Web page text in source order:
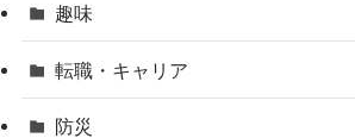
趣味
転職・キャリア
防災